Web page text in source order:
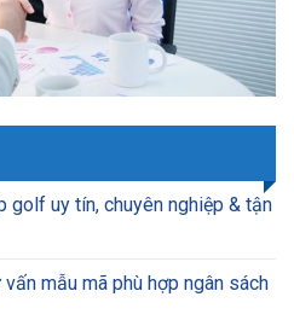
golf uy tín, chuyên nghiệp & tận
mẫu mã phù hợp ngân sách